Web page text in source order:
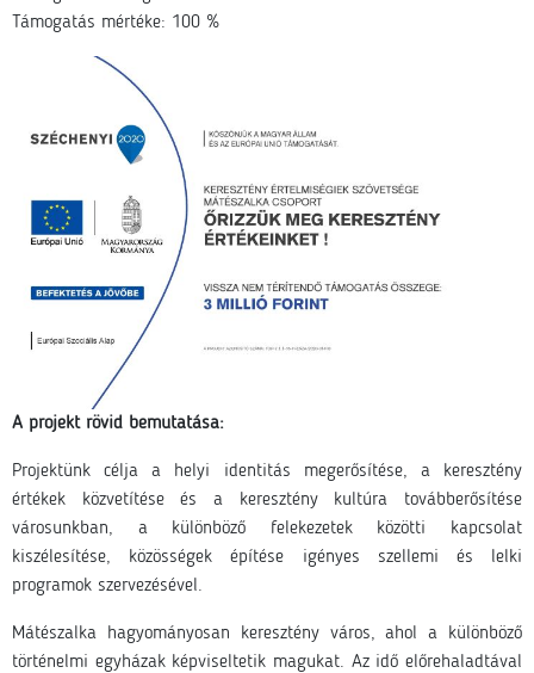
Támogatás mértéke: 100 %
A projekt rövid bemutatása:
Projektünk célja a helyi identitás megerősítése, a keresztény
értékek közvetítése és a keresztény kultúra továbberősítése
városunkban, a különböző felekezetek közötti kapcsolat
kiszélesítése, közösségek építése igényes szellemi és lelki
programok szervezésével.
Mátészalka hagyományosan keresztény város, ahol a különböző
történelmi egyházak képviseltetik magukat. Az idő előrehaladtával